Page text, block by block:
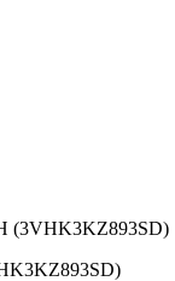
(3VHK3KZ893SD)